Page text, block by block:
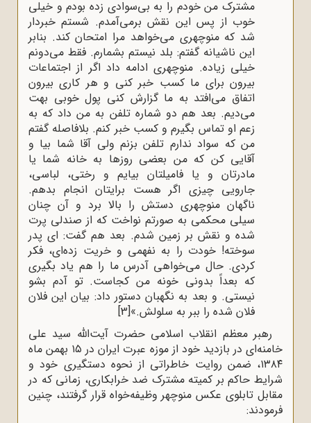
مشترک من خودم را به بی‌سوادی زده بودم و خیلی
خوب از پس این نقش برمی‌آمدم. شستم خبردار
شد که منوچهری می‌خواهد مرا امتحان کند. بنابر
این ناشیانه گفتم: بلد نیستم بشمارم. فقط می‌دونم
خیلی زیاده. منوچهری ادامه داد اگر از اجتماعات
بیرون برای ما کسب خبر کنی و هر کاری بیرون
اتفاق می‌افتد به ما گزارش کنی پول خوبی بهت
می‌دیم. بعد هم دو شماره تلفن به من داد که به
زعم او تماس بگیرم و کسب خبر کنم. بلافاصله گفتم
من که سواد ندارم تلفن بزنم ولی آقا شما بیا و
آقایی کن که من بعضی روزها به خانه شما یا
مادرتان و یا فامیلتان بیایم و رختی، لباسی،
جارویی چیزی اگر هست برایتان انجام بدهم.
ناگهان منوچهری دستش را بالا برد و آن چنان
سیلی محکمی به صورتم نواخت که از صندلی پرت
شده و نقش بر زمین شدم. بعد هم گفت: ای پدر
سوخته! خودت را به نفهمی و خریت زده‌ای، فکر
کردی. حال می‌خواهی آدرس ما را هم یاد بگیری
که بعداً بدونی خونه من کجاست. تو آدم بشو
نیستی. و بعد به نگهبان دستور داد: بیان این فلان
فلان شده را ببر به سلولش.»[3]
رهبر معظم انقلاب اسلامی حضرت آیت‌الله سید علی
خامنه‌ای در بازدید خود از موزه عبرت ایران در ۱۵ بهمن ماه
۱۳۸۴، ضمن روایت خاطراتی از نحوه دستگیری خود و
شرایط حاکم بر کمیته مشترک ضد خرابکاری، زمانی که در
مقابل تابلوی عکس منوچهر وظیفه‌خواه قرار گرفتند، چنین
فرمودند: